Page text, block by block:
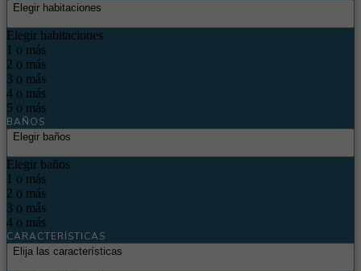
Elegir habitaciones
Elegir habitaciones
1 o más
2 o más
3 o más
4 o más
5 o más
BAÑOS
Elegir baños
Elegir baños
1 o más
2 o más
3 o más
4 o más
CARACTERÍSTICAS
Elija las características